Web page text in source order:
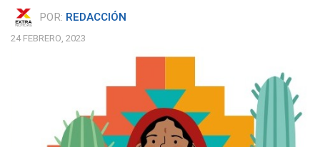
POR: REDACCIÓN
24 FEBRERO, 2023